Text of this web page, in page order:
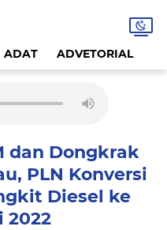
ADAT ADVETORIAL
dan Dongkrak
PLN Konversi
Diesel ke
2022